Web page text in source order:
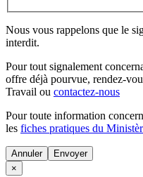
Nous vous rappelons que le
interdit.
Pour tout signalement
offre déjà pourvue, rendez-
Travail ou contactez-nous
Pour toute information
les fiches pratiques du
Annuler
×